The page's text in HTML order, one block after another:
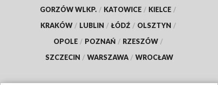
GORZÓW WLKP. / KATOWICE / KIELCE /
KRAKÓW / LUBLIN / ŁÓDŹ / OLSZTYN /
OPOLE / POZNAŃ / RZESZÓW /
SZCZECIN / WARSZAWA / WROCŁAW